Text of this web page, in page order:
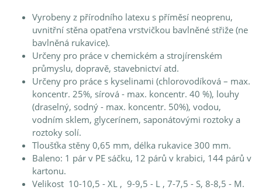
Vyrobeny z přírodního latexu s příměsí neoprenu,
uvnitřní stěna opatřena vrstvičkou bavlněné střiže (ne
bavlněná rukavice).
Určeny pro práce v chemickém a strojírenském
průmyslu, dopravě, stavebnictví atd.
Určeny pro práce s kyselinami (chlorovodíková – max.
koncentr. 25%, sírová - max. koncentr. 40 %), louhy
(draselný, sodný - max. koncentr. 50%), vodou,
vodním sklem, glycerínem, saponátovými roztoky a
roztoky solí.
Tloušťka stěny 0,65 mm, délka rukavice 300 mm.
Baleno: 1 pár v PE sáčku, 12 párů v krabici, 144 párů v
kartonu.
Velikost 10-10,5 - XL , 9-9,5 - L , 7-7,5 - S, 8-8,5 - M.